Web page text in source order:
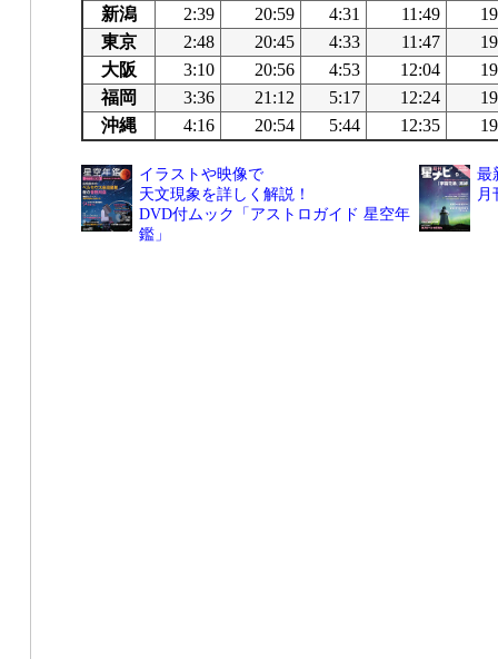
新潟
2:39 20:59 4:31 11:49
東京
2:48 20:45 4:33 11:47
大阪
3:10 20:56 4:53 12:04
福岡
3:36 21:12 5:17 12:24
沖縄
4:16 20:54 5:44 12:35
イラストや映像で
天文現象を詳しく解説！
DVD付ムック「アストロガイド 星空年
鑑」
最
月